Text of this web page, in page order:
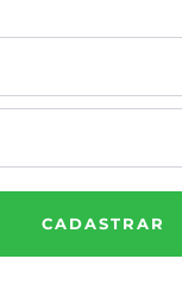
CADASTRAR